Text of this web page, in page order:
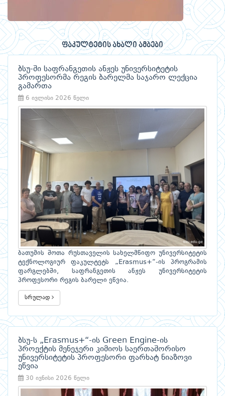
ფაკულტეტის ახალი ამბები
ბსუ-ში საფრანგეთის ანჟეს უნივერსიტეტის
პროფესორმა რეგის ბარელმა საჯარო ლექცია
გამართა
6 ივლისი 2026 წელი
ბათუმის შოთა რუსთაველის სახელმწიფო უნივერსიტეტის
ტექნოლოგიურ ფაკულტეტს „Erasmus+“-ის პროგრამის
ფარგლებში, საფრანგეთის ანჟეს უნივერსიტეტის
პროფესორი რეგის ბარელი ეწვია.
სრულად
ბსუ-ს „Erasmus+“-ის Green Engine-ის
პროექტის მენეჯერი კიმიოს საერთაშორისო
უნივერსიტეტის პროფესორი ფარხატ ნიაზოვი
ეწვია
30 ივნისი 2026 წელი